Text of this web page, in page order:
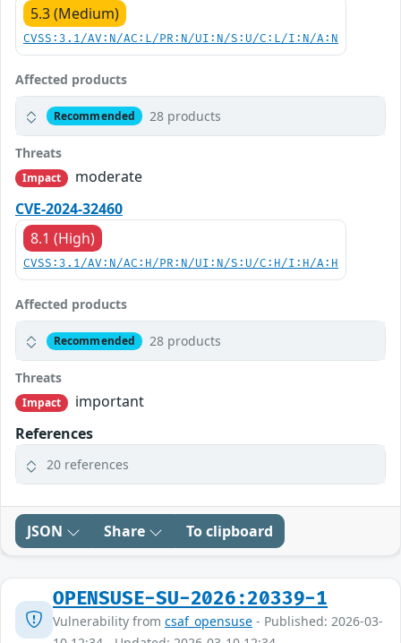
5.3 (Medium)
CVSS:3.1/AV:N/AC:L/PR:N/UI:N/S:U/C:L/I:N/A:N
Affected products
Recommended 28 products
Threats
Impact
moderate
CVE-2024-32460
8.1 (High)
CVSS:3.1/AV:N/AC:H/PR:N/UI:N/S:U/C:H/I:H/A:H
Affected products
Recommended 28 products
Threats
Impact
important
References
20 references
JSON Share To clipboard
OPENSUSE-SU-2026:20339-1
Vulnerability from csaf_opensuse - Published: 2026-03-